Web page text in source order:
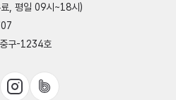
, 평일 09시~18시)
구-1234호